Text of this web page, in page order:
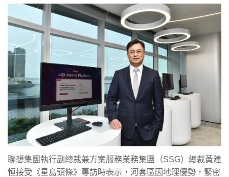
聯想集團執行副總裁兼方案服務業務集團（SSG）總裁黃建
恒接受《星島頭條》專訪時表示，河套區因地理優勢，緊密